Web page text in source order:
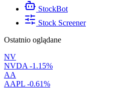
StockBot
Stock Screener
Ostatnio oglądane
NV
NVDA -1.15%
AA
AAPL -0.61%